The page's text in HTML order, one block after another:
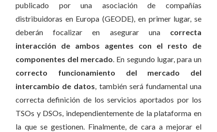
publicado por una asociación de compañías
distribuidoras en Europa (GEODE), en primer lugar, se
deberán focalizar en asegurar una correcta
interacción de ambos agentes con el resto de
componentes del mercado. En segundo lugar, para un
correcto funcionamiento del mercado del
intercambio de datos, también será fundamental una
correcta definición de los servicios aportados por los
TSOs y DSOs, independientemente de la plataforma en
la que se gestionen. Finalmente, de cara a mejorar el